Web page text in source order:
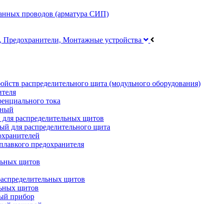
проводов (арматура СИП)
Предохранители, Монтажные устройства
распределительного щита (модульного оборудования)
тока
распределительных щитов
для распределительного щита
предохранителя
щитов
щитов
щитов
прибор